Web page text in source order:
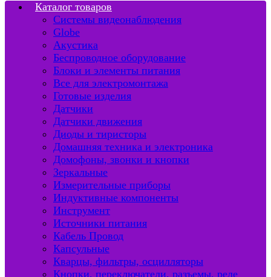
Каталог товаров
Системы видеонаблюдения
Globe
Акустика
Беспроводное оборудование
Блоки и элементы питания
Все для электромонтажа
Готовые изделия
Датчики
Датчики движения
Диоды и тиристоры
Домашняя техника и электроника
Домофоны, звонки и кнопки
Зеркальные
Измерительные приборы
Индуктивные компоненты
Инструмент
Источники питания
Кабель Провод
Капсульные
Кварцы, фильтры, осцилляторы
Кнопки, переключатели, разъемы, реле